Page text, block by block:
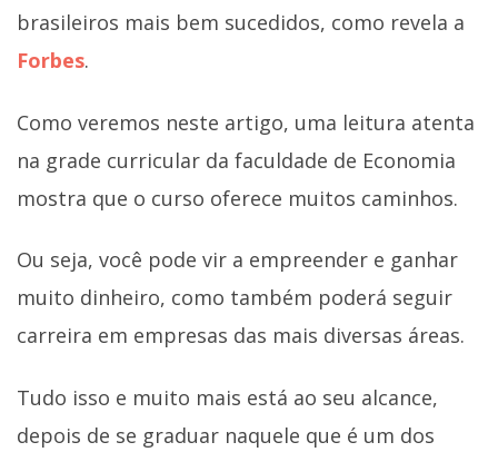
brasileiros mais bem sucedidos, como revela a
Forbes.
Como veremos neste artigo, uma leitura atenta
na grade curricular da faculdade de Economia
mostra que o curso oferece muitos caminhos.
Ou seja, você pode vir a empreender e ganhar
muito dinheiro, como também poderá seguir
carreira em empresas das mais diversas áreas.
Tudo isso e muito mais está ao seu alcance,
depois de se graduar naquele que é um dos